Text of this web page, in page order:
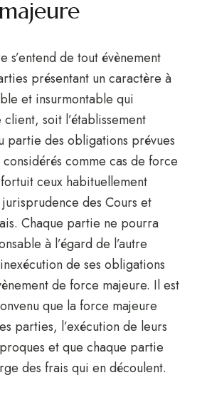
s’entend de tout évènement
présentant un caractère à
et insurmontable qui
soit l’établissement
partie des obligations prévues
comme cas de force
ceux habituellement
des Cours et
Chaque partie ne pourra
à l’égard de l’autre
de ses obligations
de force majeure. Il est
que la force majeure
parties, l’exécution de leurs
et que chaque partie
des frais qui en découlent.